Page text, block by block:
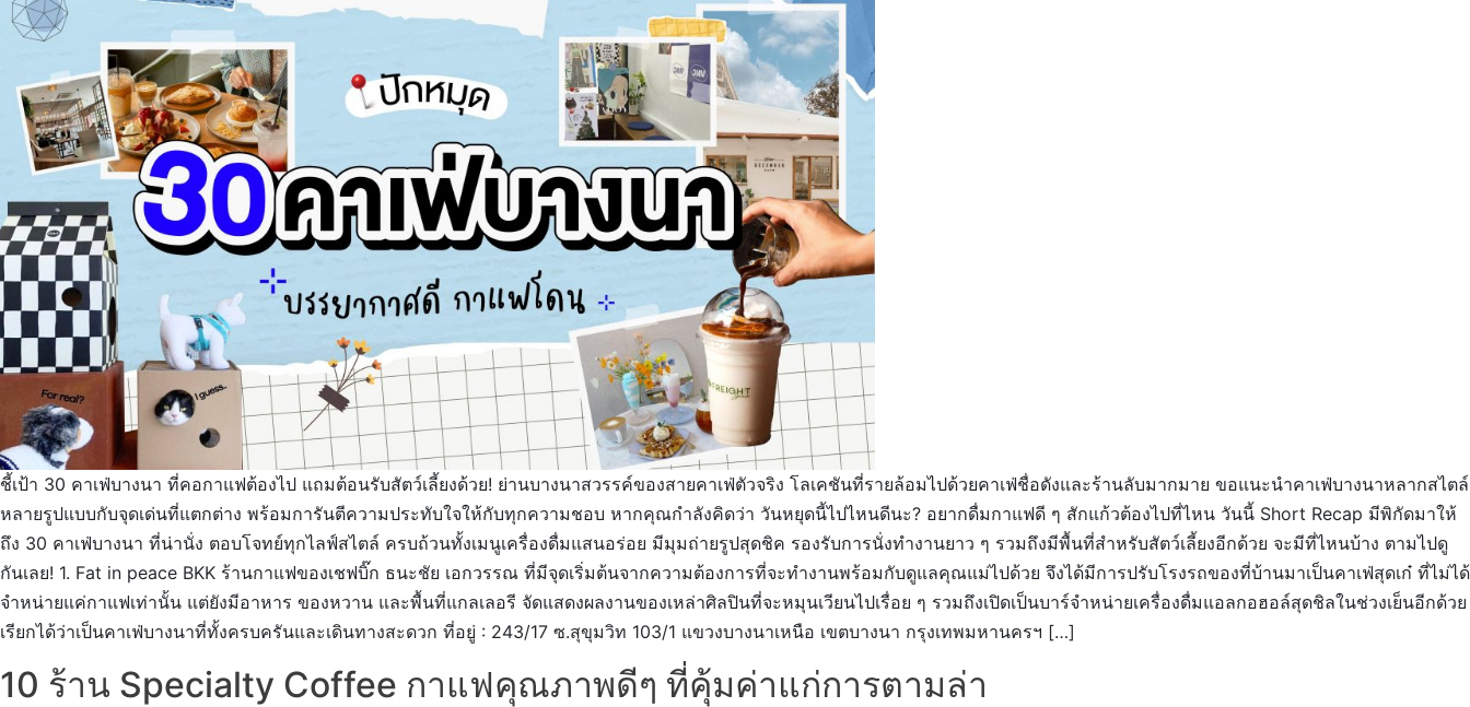
ชี้เป้า 30 คาเฟ่บางนา ที่คอกาแฟต้องไป แถมต้อนรับสัตว์เลี้ยงด้วย! ย่านบางนาสวรรค์ของสายคาเฟ่ตัวจริง โลเคชันที่รายล้อมไปด้วยคาเฟ่ชื่อดังและร้านลับมากมาย ขอแนะนำคาเฟ่บางนาหลากสไตล์
หลายรูปแบบกับจุดเด่นที่แตกต่าง พร้อมการันตีความประทับใจให้กับทุกความชอบ หากคุณกำลังคิดว่า วันหยุดนี้ไปไหนดีนะ? อยากดื่มกาแฟดี ๆ สักแก้วต้องไปที่ไหน วันนี้ Short Recap มีพิกัดมาให้
ถึง 30 คาเฟ่บางนา ที่น่านั่ง ตอบโจทย์ทุกไลฟ์สไตล์ ครบถ้วนทั้งเมนูเครื่องดื่มแสนอร่อย มีมุมถ่ายรูปสุดชิค รองรับการนั่งทำงานยาว ๆ รวมถึงมีพื้นที่สำหรับสัตว์เลี้ยงอีกด้วย จะมีที่ไหนบ้าง ตามไปดู
กันเลย! 1. Fat in peace BKK ร้านกาแฟของเชฟบิ๊ก ธนะชัย เอกวรรณ ที่มีจุดเริ่มต้นจากความต้องการที่จะทำงานพร้อมกับดูแลคุณแม่ไปด้วย จึงได้มีการปรับโรงรถของที่บ้านมาเป็นคาเฟ่สุดเก๋ ที่ไม่ได้
จำหน่ายแค่กาแฟเท่านั้น แต่ยังมีอาหาร ของหวาน และพื้นที่แกลเลอรี จัดแสดงผลงานของเหล่าศิลปินที่จะหมุนเวียนไปเรื่อย ๆ รวมถึงเปิดเป็นบาร์จำหน่ายเครื่องดื่มแอลกอฮอล์สุดชิลในช่วงเย็นอีกด้วย
เรียกได้ว่าเป็นคาเฟ่บางนาที่ทั้งครบครันและเดินทางสะดวก ที่อยู่ : 243/17 ซ.สุขุมวิท 103/1 แขวงบางนาเหนือ เขตบางนา กรุงเทพมหานครฯ […]
10 ร้าน Specialty Coffee กาแฟคุณภาพดีๆ ที่คุ้มค่าแก่การตามล่า